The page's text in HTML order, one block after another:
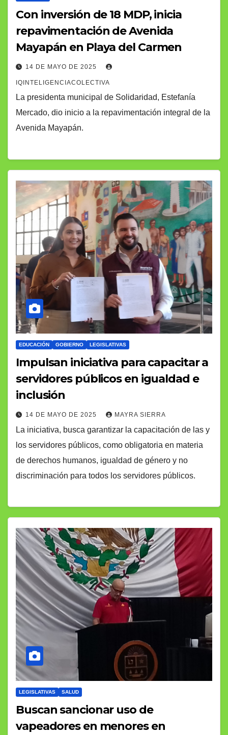
Con inversión de 18 MDP, inicia
repavimentación de Avenida
Mayapán en Playa del Carmen
14 DE MAYO DE 2025
IQINTELIGENCIACOLECTIVA
La presidenta municipal de Solidaridad, Estefanía
Mercado, dio inicio a la repavimentación integral de la
Avenida Mayapán.
EDUCACIÓN GOBIERNO LEGISLATIVAS
Impulsan iniciativa para capacitar a
servidores públicos en igualdad e
inclusión
14 DE MAYO DE 2025 MAYRA SIERRA
La iniciativa, busca garantizar la capacitación de las y
los servidores públicos, como obligatoria en materia
de derechos humanos, igualdad de género y no
discriminación para todos los servidores públicos.
LEGISLATIVAS SALUD
Buscan sancionar uso de
vapeadores en menores en